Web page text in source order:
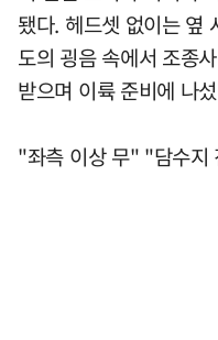
됐다. 헤드셋 없이는 옆
도의 굉음 속에서 조종
받으며 이륙 준비에 나
"좌측 이상 무" "담수지